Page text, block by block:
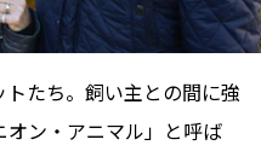
たち。飼い主との間に強
ン・アニマル」と呼ば